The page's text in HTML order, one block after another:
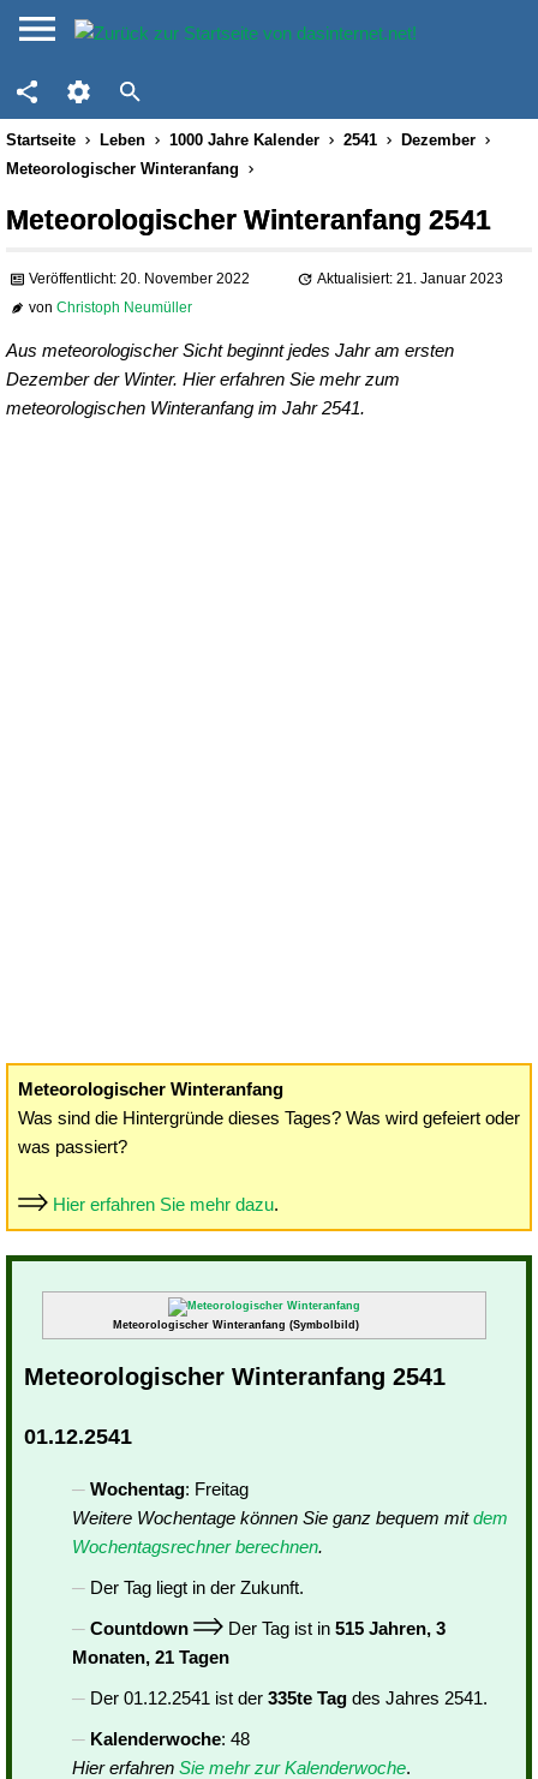
Startseite Leben 1000 Jahre Kalender 2541
Dezember
Meteorologischer Winteranfang
Meteorologischer Winteranfang 2541
Veröffentlicht: 20. November 2022
Aktualisiert: 21. Januar 2023
vonChristoph Neumüller
Aus meteorologischer Sicht beginnt jedes Jahr am ersten
Dezember der Winter. Hier erfahren Sie mehr zum
meteorologischen Winteranfang im Jahr 2541.
Meteorologischer Winteranfang
Was sind die Hintergründe dieses Tages? Was wird gefeiert oder
was passiert?
Hier erfahren Sie mehr dazu.
Meteorologischer Winteranfang (Symbolbild)
Meteorologischer Winteranfang 2541
01.12.2541
Wochentag: Freitag
Weitere Wochentage können Sie ganz bequem mitdem
Wochentagsrechner berechnen.
Der Tag liegt in der Zukunft.
Countdown
Der Tag ist in 515 Jahren, 3
Monaten, 21 Tagen
Der 01.12.2541 ist der 335te Tag des Jahres 2541.
Kalenderwoche: 48
Hier erfahren Sie mehr zur Kalenderwoche.